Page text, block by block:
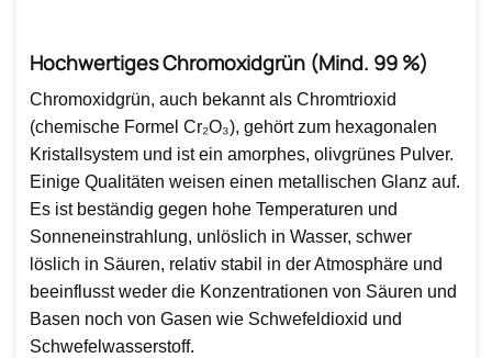
Hochwertiges Chromoxidgrün (mind. 99 %)
Chromoxidgrün, auch bekannt als Chromtrioxid
(chemische Formel Cr₂O₃), gehört zum hexagonalen
Kristallsystem und ist ein amorphes, olivgrünes Pulver.
Einige Qualitäten weisen einen metallischen Glanz auf.
Es ist beständig gegen hohe Temperaturen und
Sonneneinstrahlung, unlöslich in Wasser, schwer
löslich in Säuren, relativ stabil in der Atmosphäre und
beeinflusst weder die Konzentrationen von Säuren und
Basen noch von Gasen wie Schwefeldioxid und
Schwefelwasserstoff.